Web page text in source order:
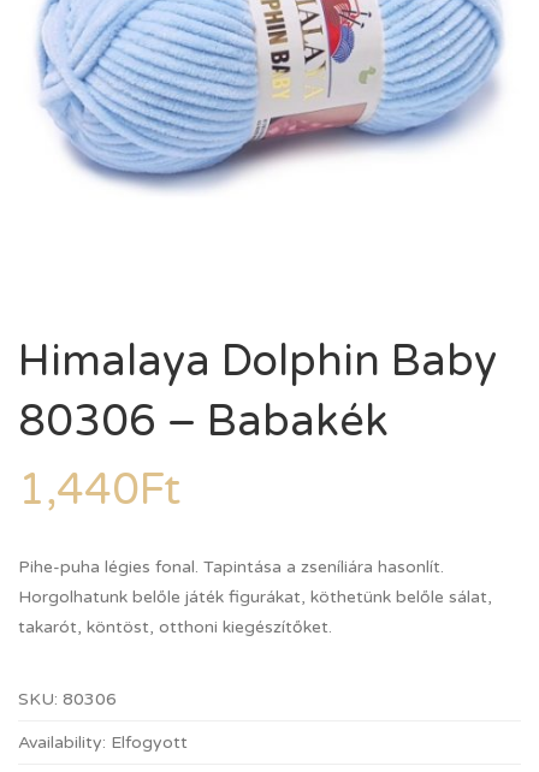
Himalaya Dolphin Baby
80306 – Babakék
1,440Ft
Pihe-puha légies fonal. Tapintása a zseníliára hasonlít.
Horgolhatunk belőle játék figurákat, köthetünk belőle sálat,
takarót, köntöst, otthoni kiegészítőket.
SKU: 80306
Availability: Elfogyott